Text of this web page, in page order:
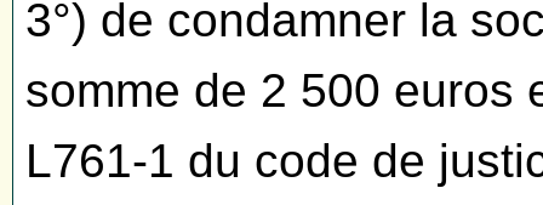
3°) de condamner la
somme de 2 500 euros
L761-1 du code de